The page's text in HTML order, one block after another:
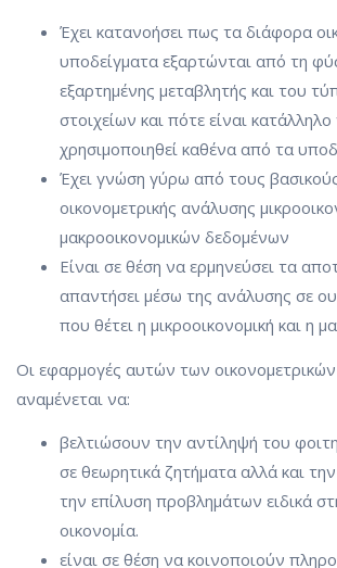
Έχει κατανοήσει πως τα διάφορα
υποδείγματα εξαρτώνται από τη
εξαρτημένης μεταβλητής και του
στοιχείων και πότε είναι
χρησιμοποιηθεί καθένα από τα
Έχει γνώση γύρω από τους
οικονομετρικής ανάλυσης
μακροοικονομικών δεδομένων
Είναι σε θέση να ερμηνεύσει τα
απαντήσει μέσω της ανάλυσης σε
που θέτει η μικροοικονομική και η
Οι εφαρμογές αυτών των
αναμένεται να:
βελτιώσουν την αντίληψή του
σε θεωρητικά ζητήματα αλλά και
την επίλυση προβλημάτων ειδικά
οικονομία.
είναι σε θέση να κοινοποιούν